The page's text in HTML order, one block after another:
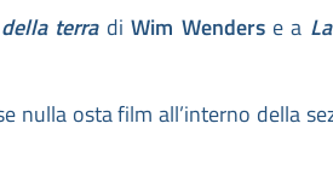
terra diWim Wenders e a
nulla osta film all’interno della